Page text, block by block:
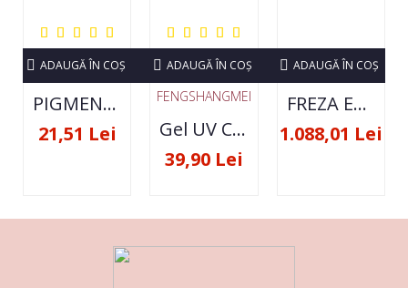
PIGMENT NEON SET 12 CULORI
21,51 Lei
ADAUGĂ ÎN COŞ
FENGSHANGMEI
Gel UV Constructie FSM 50ML - 07
39,90 Lei
ADAUGĂ ÎN COŞ
FREZA ELECTRICA STRONG 210 35000 RPM- ORIGINALA
1.088,01 Lei
ADAUGĂ ÎN COŞ